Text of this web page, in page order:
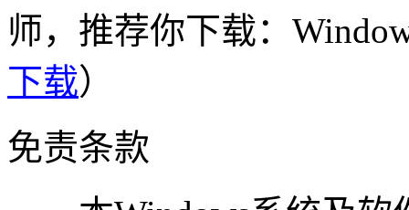
师，推荐你下载：
下载）
免责条款